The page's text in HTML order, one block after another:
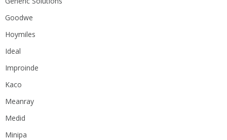
Goodwe
Hoymiles
Ideal
Improinde
Kaco
Meanray
Medid
Minipa